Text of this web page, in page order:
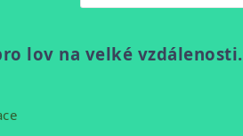
lov na velké vzdálenosti.